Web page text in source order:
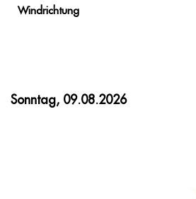
Windrichtung
Sonntag, 09.08.2026